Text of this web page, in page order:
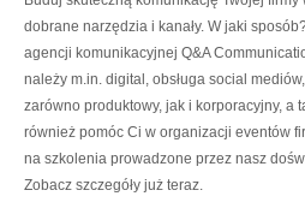
dobrane narzędzia i kanały. W jaki
agencji komunikacyjnej Q&A
należy m.in. digital, obsługa social
zarówno produktowy, jak i korporacyjny, a
również pomóc Ci w organizacji eventów
na szkolenia prowadzone przez nasz
Zobacz szczegóły już teraz.